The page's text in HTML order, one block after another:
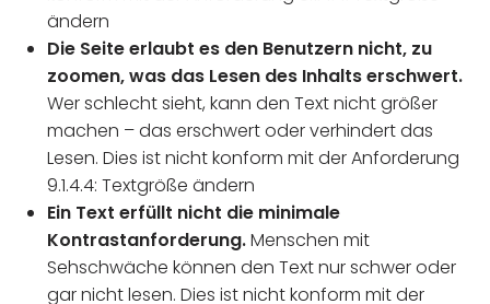
ändern
Die Seite erlaubt es den Benutzern nicht, zu
zoomen, was das Lesen des Inhalts erschwert.
Wer schlecht sieht, kann den Text nicht größer
machen – das erschwert oder verhindert das
Lesen. Dies ist nicht konform mit der Anforderung
9.1.4.4: Textgröße ändern
Ein Text erfüllt nicht die minimale
Kontrastanforderung.Menschen mit
Sehschwäche können den Text nur schwer oder
gar nicht lesen. Dies ist nicht konform mit der